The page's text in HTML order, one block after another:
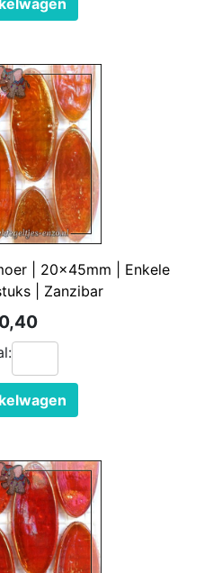
| 20x45mm | Enkele
| Zanzibar